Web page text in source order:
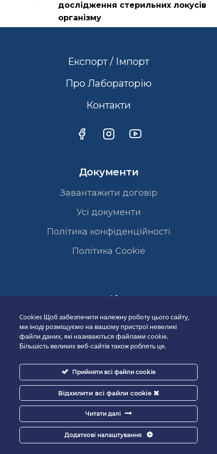
дослідження стерильних локусів
організму
Експорт / Імпорт
Про Лабораторію
Контакти
Документи
Завантажити договір
Усі документи
Політика конфіденційності
Полiтика Cookie
Сертифікати
Good-IT.com.ua for Biolights - All rights reserved.
Cookies Щоб забезпечити належну роботу цього сайту,
ми іноді розміщуємо на вашому пристрої невеликі
файли даних, які називаються файлами cookie.
Більшість великих веб-сайтів також роблять це.
Прийняти всі файли cookie
Відхилити всі файли cookie
Читати далі
Додаткові налаштування